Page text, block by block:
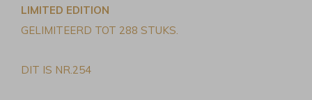
LIMITED EDITION
GELIMITEERD TOT 288 STUKS.
DIT IS NR.254